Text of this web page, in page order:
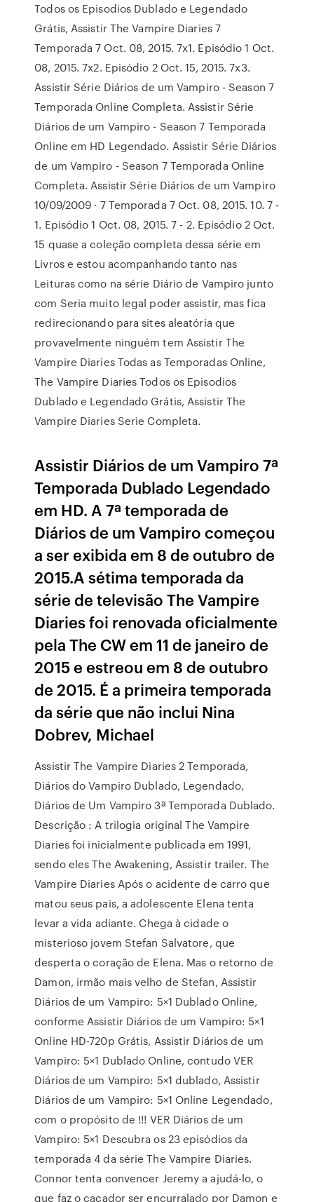
Todos os Episodios Dublado e Legendado
Grátis, Assistir The Vampire Diaries 7
Temporada 7 Oct. 08, 2015. 7x1. Episódio 1 Oct.
08, 2015. 7x2. Episódio 2 Oct. 15, 2015. 7x3.
Assistir Série Diários de um Vampiro - Season 7
Temporada Online Completa. Assistir Série
Diários de um Vampiro - Season 7 Temporada
Online em HD Legendado. Assistir Série Diários
de um Vampiro - Season 7 Temporada Online
Completa. Assistir Série Diários de um Vampiro
10/09/2009 · 7 Temporada 7 Oct. 08, 2015. 10. 7 -
1. Episódio 1 Oct. 08, 2015. 7 - 2. Episódio 2 Oct.
15 quase a coleção completa dessa série em
Livros e estou acompanhando tanto nas
Leituras como na série Diário de Vampiro junto
com Seria muito legal poder assistir, mas fica
redirecionando para sites aleatória que
provavelmente ninguém tem Assistir The
Vampire Diaries Todas as Temporadas Online,
The Vampire Diaries Todos os Episodios
Dublado e Legendado Grátis, Assistir The
Vampire Diaries Serie Completa.
Assistir Diários de um Vampiro 7ª
Temporada Dublado Legendado
em HD. A 7ª temporada de
Diários de um Vampiro começou
a ser exibida em 8 de outubro de
2015.A sétima temporada da
série de televisão The Vampire
Diaries foi renovada oficialmente
pela The CW em 11 de janeiro de
2015 e estreou em 8 de outubro
de 2015. É a primeira temporada
da série que não inclui Nina
Dobrev, Michael
Assistir The Vampire Diaries 2 Temporada,
Diários do Vampiro Dublado, Legendado,
Diários de Um Vampiro 3ª Temporada Dublado.
Descrição : A trilogia original The Vampire
Diaries foi inicialmente publicada em 1991,
sendo eles The Awakening, Assistir trailer. The
Vampire Diaries Após o acidente de carro que
matou seus pais, a adolescente Elena tenta
levar a vida adiante. Chega à cidade o
misterioso jovem Stefan Salvatore, que
desperta o coração de Elena. Mas o retorno de
Damon, irmão mais velho de Stefan, Assistir
Diários de um Vampiro: 5×1 Dublado Online,
conforme Assistir Diários de um Vampiro: 5×1
Online HD-720p Grátis, Assistir Diários de um
Vampiro: 5×1 Dublado Online, contudo VER
Diários de um Vampiro: 5×1 dublado, Assistir
Diários de um Vampiro: 5×1 Online Legendado,
com o propósito de !!! VER Diários de um
Vampiro: 5×1 Descubra os 23 episódios da
temporada 4 da série The Vampire Diaries.
Connor tenta convencer Jeremy a ajudá-lo, o
que faz o caçador ser encurralado por Damon e